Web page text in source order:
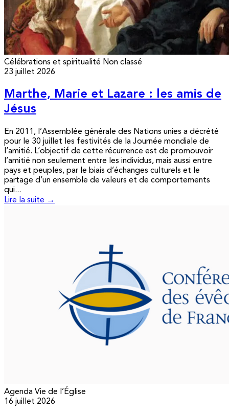
Célébrations et spiritualité Non classé
23 juillet 2026
Marthe, Marie et Lazare : les amis de
Jésus
En 2011, l’Assemblée générale des Nations unies a décrété
pour le 30 juillet les festivités de la Journée mondiale de
l’amitié. L’objectif de cette récurrence est de promouvoir
l’amitié non seulement entre les individus, mais aussi entre
pays et peuples, par le biais d’échanges culturels et le
partage d’un ensemble de valeurs et de comportements
qui...
Lire la suite →
Agenda Vie de l’Église
16 juillet 2026